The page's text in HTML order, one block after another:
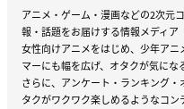
アニメ・ゲーム・漫画などの2次元
報・話題をお届けする情報メディア
女性向けアニメをはじめ、少年ア
マーにも幅を広げ、オタクが気にな
さらに、アンケート・ランキング
タクがワクワク楽しめるようなコン